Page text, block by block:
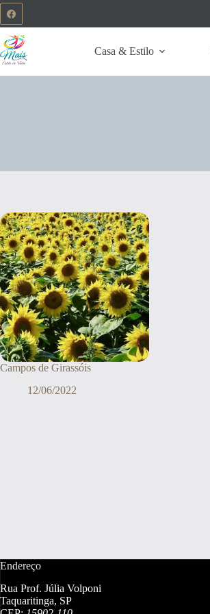
Casa & Estilo
Campos de Girassóis
12/06/2022
Endereço
Rua Prof. Júlia Volponi
Taquaritinga, SP